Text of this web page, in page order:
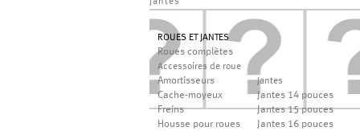
jantes
ROUES ET JANTES
Roues complètes
Accessoires de roue
Amortisseurs
Cache-moyeux
Freins
Housse pour roues
Jantes
Jantes 14 pouces
Jantes 15 pouces
Jantes 16 pouces